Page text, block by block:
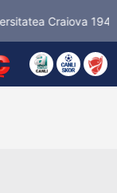
Craiova 1948